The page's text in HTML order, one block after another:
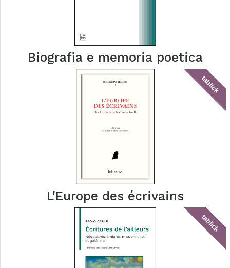
Biografia e memoria poetica
tablick
L'Europe des écrivains
tablick